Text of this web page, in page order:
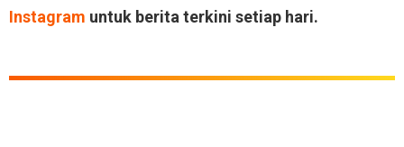
Instagram untuk berita terkini setiap hari.